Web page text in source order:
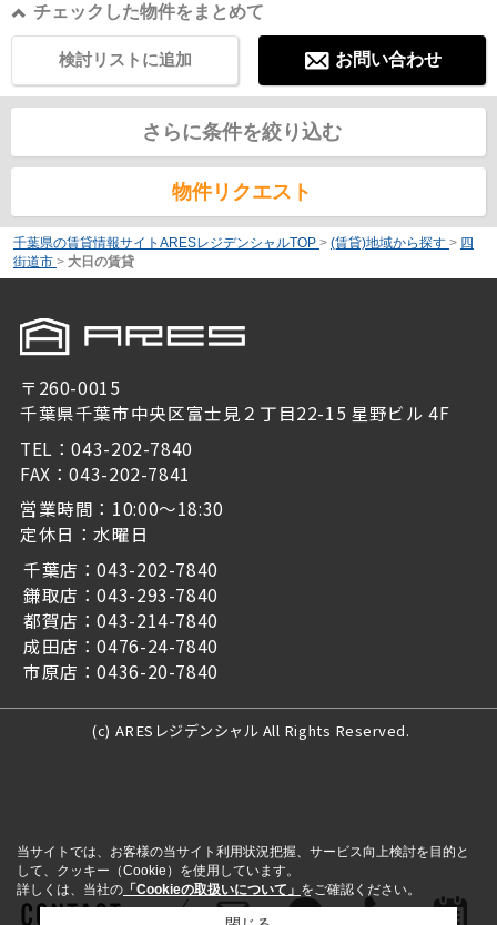
チェックした物件をまとめて
お問い合わせ
検討リストに追加
さらに条件を絞り込む
物件リクエスト
千葉県の賃貸情報サイトARESレジデンシャルTOP > (賃貸)地域から探す > 四
街道市 > 大日の賃貸
〒260-0015
千葉県千葉市中央区富士見２丁目22-15 星野ビル 4F
TEL：043-202-7840
FAX：043-202-7841
営業時間：10:00～18:30
定休日：水曜日
千葉店：043-202-7840
鎌取店：043-293-7840
都賀店：043-214-7840
成田店：0476-24-7840
市原店：0436-20-7840
(c) ARESレジデンシャル All Rights Reserved.
当サイトでは、お客様の当サイト利用状況把握、サービス向上検討を目的と
して、クッキー（Cookie）を使用しています。
詳しくは、当社の 「Cookieの取扱いについて」 をご確認ください。